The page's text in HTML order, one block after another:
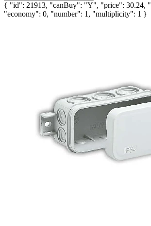
{ "id": 21913, "canBuy": "Y", "price": 30.24,
"economy": 0, "number": 1, "multiplicity": 1 }